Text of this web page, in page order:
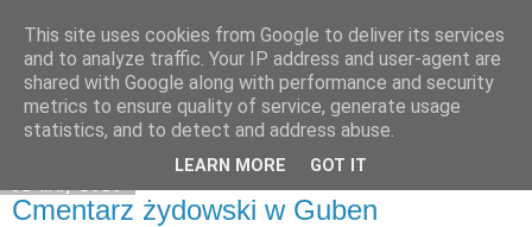
Moje miejsce
Cmentarz żydowski w Guben
This site uses cookies from Google to deliver its services
and to analyze traffic. Your IP address and user-agent are
shared with Google along with performance and security
metrics to ensure quality of service, generate usage
statistics, and to detect and address abuse.
LEARN MORE GOT IT